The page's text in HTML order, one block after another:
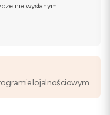
nie wysłanym
lojalnościowym